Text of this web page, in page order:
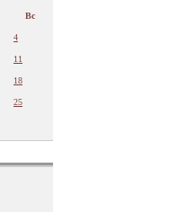
Вс
4
11
18
25